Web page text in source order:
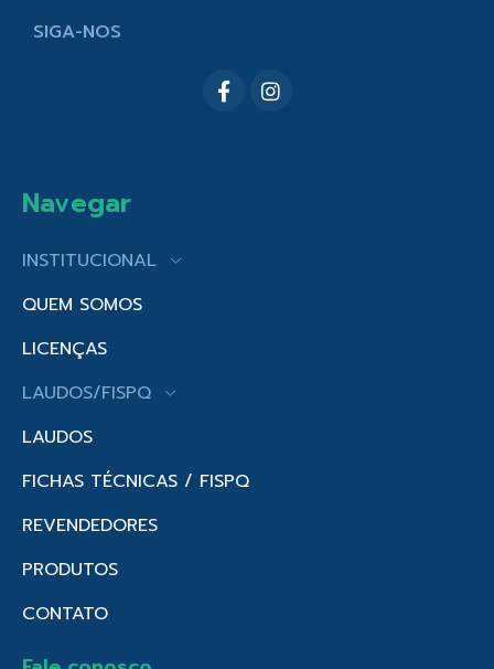
SIGA-NOS
Navegar
INSTITUCIONAL
QUEM SOMOS
LICENÇAS
LAUDOS/FISPQ
LAUDOS
FICHAS TÉCNICAS / FISPQ
REVENDEDORES
PRODUTOS
CONTATO